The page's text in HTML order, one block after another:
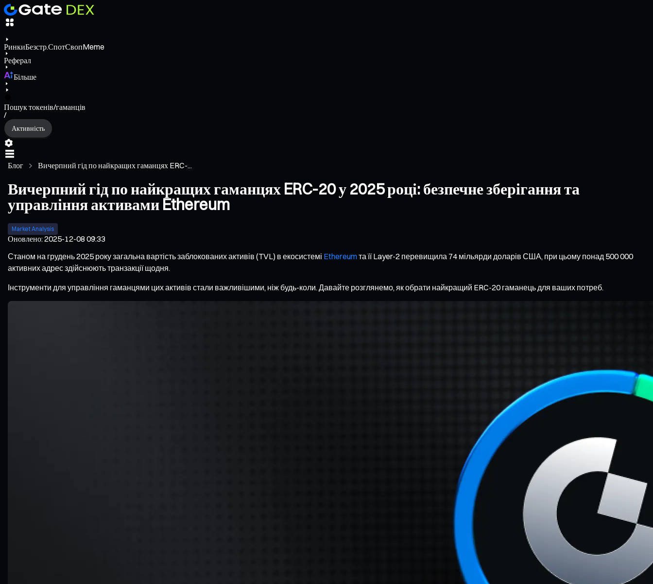
РинкиБезстр.СпотСвопMeme
Реферал
Більше
Пошук токенів/гаманців
/
Активність
Блог Вичерпний гід по найкращих гаманцях ERC-...
Вичерпний гід по найкращих гаманцях ERC-20 у 2025 році: безпечне зберігання та
управління активами Ethereum
Market Analysis
Оновлено:2025-12-08 09:33
Станом на грудень 2025 року загальна вартість заблокованих активів (TVL) в екосистемі Ethereumта її Layer-2 перевищила 74 мільярди доларів США, при цьому понад 500 000
активних адрес здійснюють транзакції щодня.
Інструменти для управління гаманцями цих активів стали важливішими, ніж будь-коли. Давайте розглянемо, як обрати найкращий ERC-20 гаманець для ваших потреб.